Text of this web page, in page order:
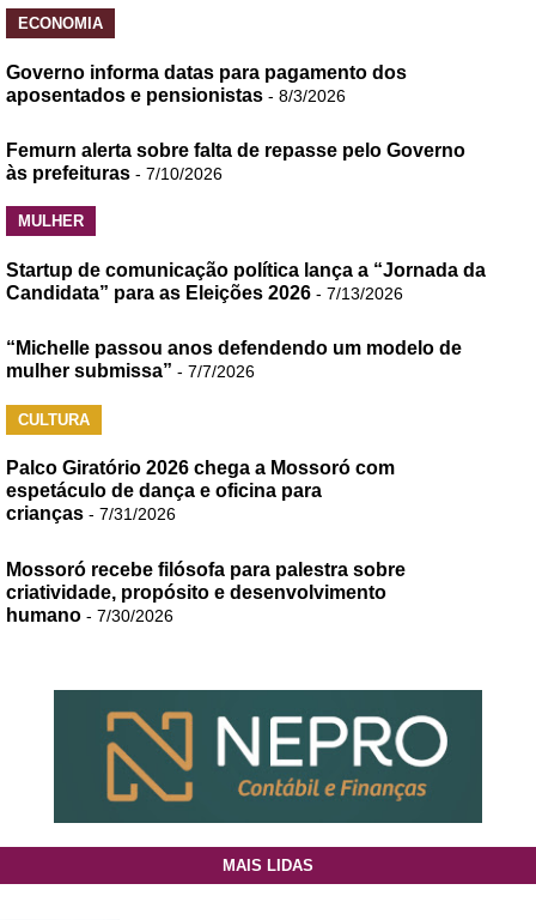
ECONOMIA
Governo informa datas para pagamento dos
aposentados e pensionistas - 8/3/2026
Femurn alerta sobre falta de repasse pelo Governo
às prefeituras - 7/10/2026
MULHER
Startup de comunicação política lança a “Jornada da
Candidata” para as Eleições 2026 - 7/13/2026
“Michelle passou anos defendendo um modelo de
mulher submissa” - 7/7/2026
CULTURA
Palco Giratório 2026 chega a Mossoró com
espetáculo de dança e oficina para
crianças - 7/31/2026
Mossoró recebe filósofa para palestra sobre
criatividade, propósito e desenvolvimento
humano - 7/30/2026
MAIS LIDAS